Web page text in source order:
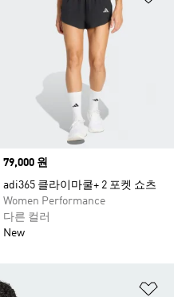
Price
79,000 원
adi365 클라이마쿨+ 2 포켓 쇼츠
Women Performance
다른 컬러
New